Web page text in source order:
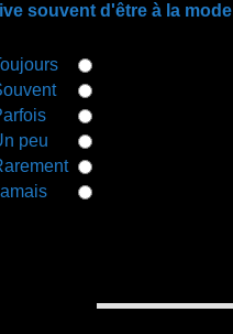
souvent d'être à la mode
peu